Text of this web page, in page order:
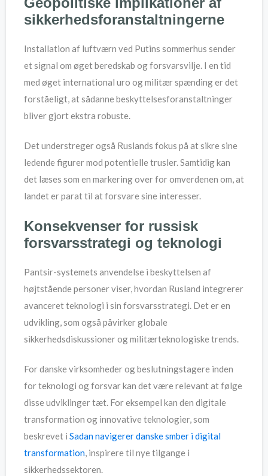
sikkerhedsforanstaltningerne
Installation af luftværn ved Putins sommerhus sender
et signal om øget beredskab og forsvarsvilje. I en tid
med øget international uro og militær spænding er det
forståeligt, at sådanne beskyttelsesforanstaltninger
bliver gjort ekstra robuste.
Det understreger også Ruslands fokus på at sikre sine
ledende figurer mod potentielle trusler. Samtidig kan
det læses som en markering over for omverdenen om, at
landet er parat til at forsvare sine interesser.
Konsekvenser for russisk
forsvarsstrategi og teknologi
Pantsir-systemets anvendelse i beskyttelsen af
højtstående personer viser, hvordan Rusland integrerer
avanceret teknologi i sin forsvarsstrategi. Det er en
udvikling, som også påvirker globale
sikkerhedsdiskussioner og militærteknologiske trends.
For danske virksomheder og beslutningstagere inden
for teknologi og forsvar kan det være relevant at følge
disse udviklinger tæt. For eksempel kan den digitale
transformation og innovative teknologier, som
beskrevet i Sadan navigerer danske smber i digital
transformation, inspirere til nye tilgange i
sikkerhedssektoren.